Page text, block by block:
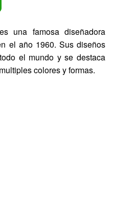
una famosa diseñadora
el año 1960. Sus diseños
el mundo y se destaca
colores y formas.